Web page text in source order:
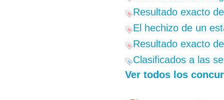
Resultado exacto
El hechizo de un
Resultado exacto
Clasificados a las
Ver todos los